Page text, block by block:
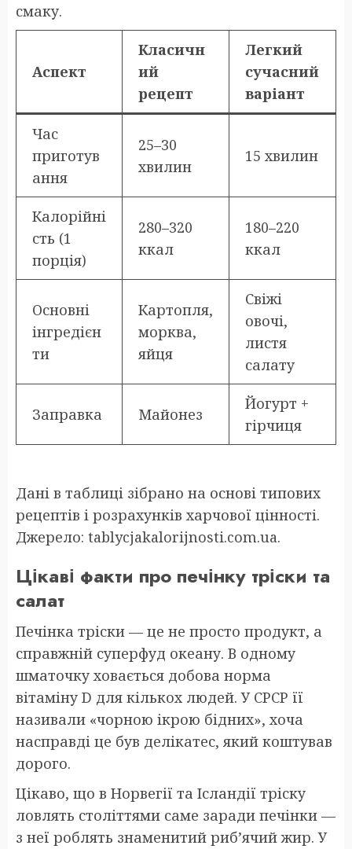
смаку.
Аспект
Класичн
ий
рецепт
Легкий
сучасний
варіант
Час
приготув
ання
25–30
хвилин
15 хвилин
Калорійні
сть (1
порція)
280–320
ккал
180–220
ккал
Основні
інгредієн
ти
Картопля,
морква,
яйця
Свіжі
овочі,
листя
салату
Заправка Майонез
Йогурт +
гірчиця
Дані в таблиці зібрано на основі типових
рецептів і розрахунків харчової цінності.
Джерело: tablycjakalorijnosti.com.ua.
Цікаві факти про печінку тріски та
салат
Печінка тріски — це не просто продукт, а
справжній суперфуд океану. В одному
шматочку ховається добова норма
вітаміну D для кількох людей. У СРСР її
називали «чорною ікрою бідних», хоча
насправді це був делікатес, який коштував
дорого.
Цікаво, що в Норвегії та Ісландії тріску
ловлять століттями саме заради печінки —
з неї роблять знаменитий риб’ячий жир. У